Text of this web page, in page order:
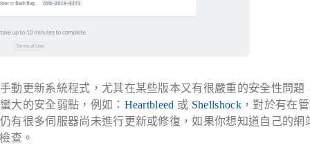
動更新系統程式，尤其在某些版本又有很嚴重的安全性問題
大的安全弱點，例如： Heartbleed 或 Shellshock，對於有在
有很多伺服器尚未進行更新或修復，如果你想知道自己的網
查。